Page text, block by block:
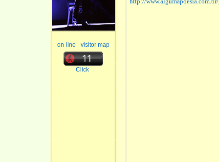
on-line - visitor map
Click